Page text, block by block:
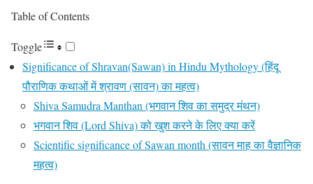
Table of Contents
Toggle
Significance of Shravan(Sawan) in Hindu Mythology (हिंदू
पौराणिक कथाओं में श्रावण (सावन) का महत्व)
Shiva Samudra Manthan (भगवान शिव का समुद्र मंथन)
भगवान शिव (Lord Shiva) को खुश करने के लिए क्या करें
Scientific significance of Sawan month (सावन माह का वैज्ञानिक
महत्व)